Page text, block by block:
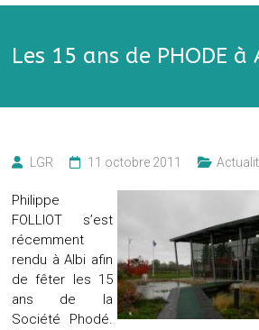
Les 15 ans de PHODE à
LGR 11 octobre 2011
Philippe
FOLLIOT s’est
récemment
rendu à Albi afin
de fêter les 15
ans de la
Société Phodé.